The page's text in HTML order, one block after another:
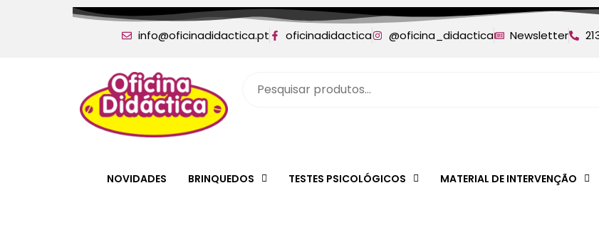
info@oficinadidactica.pt oficinadidactica @oficina_didactica Newsletter
NOVIDADES BRINQUEDOS TESTES PSICOLÓGICOS MATERIAL DE INTERVENÇÃO